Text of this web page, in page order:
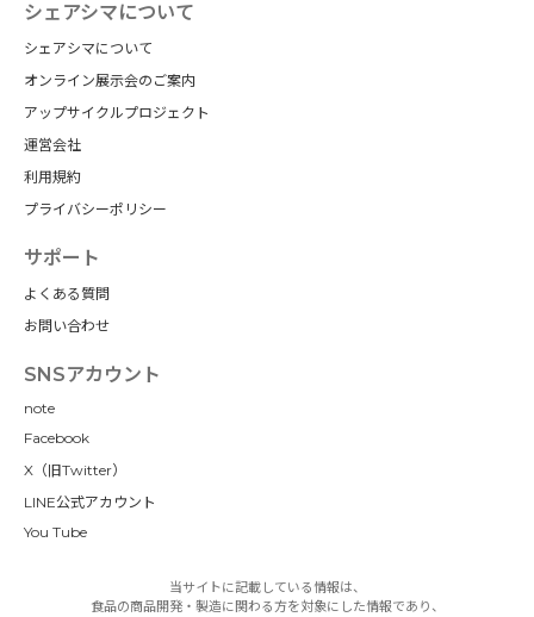
シェアシマについて
シェアシマについて
オンライン展示会のご案内
アップサイクルプロジェクト
運営会社
利用規約
プライバシーポリシー
サポート
よくある質問
お問い合わせ
SNSアカウント
note
Facebook
X（旧Twitter）
LINE公式アカウント
You Tube
当サイトに記載している情報は、
食品の商品開発・製造に関わる方を対象にした情報であり、